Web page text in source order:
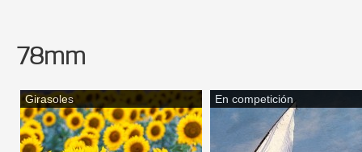
78mm
Girasoles En competición